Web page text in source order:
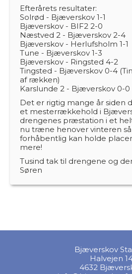
Efterårets resultater:
Solrød - Bjæverskov 1-1
Bjæverskov - BIF2 2-0
Næstved 2 - Bjæverskov 2-4
Bjæverskov - Herlufsholm 1-1
Tune - Bjæverskov 1-3
Bjæverskov - Ringsted 4-2
Tingsted - Bjæverskov 0-4
af rækken)
Karslunde 2 - Bjæverskov 0-0
Det er rigtig mange år siden
et mesterrækkehold i
drengenes præstation i et helt
nu træne henover vinteren
forhåbentlig kan holde
mere!
Tusind tak til drengene og
Søren
Bjæverskov
Halvejen
4632